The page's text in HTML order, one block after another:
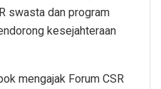
swasta dan program
kesejahteraan
mengajak Forum CSR